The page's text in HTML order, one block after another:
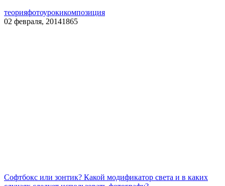
теорияфотоурокикомпозиция
02 февраля, 20141865
Софтбокс или зонтик? Какой модификатор света и в каких